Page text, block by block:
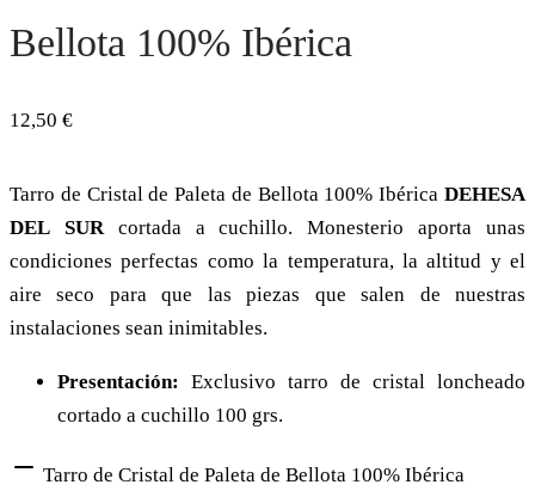
Bellota 100% Ibérica
12,50 €
Tarro de Cristal de Paleta de Bellota 100% Ibérica DEHESA
DEL
SUR cortada a cuchillo. Monesterio aporta unas
condiciones perfectas como la temperatura, la altitud y el
aire seco para que las piezas que salen de nuestras
instalaciones sean inimitables.
Presentación: Exclusivo tarro de cristal loncheado
cortado a cuchillo 100 grs.
Tarro de Cristal de Paleta de Bellota 100% Ibérica